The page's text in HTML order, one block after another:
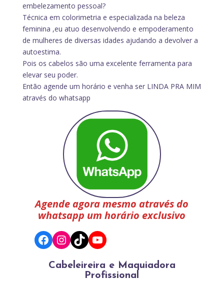
embelezamento pessoal?
Técnica em colorimetria e especializada na beleza
feminina ,eu atuo desenvolvendo e empoderamento
de mulheres de diversas idades ajudando a devolver a
autoestima.
Pois os cabelos são uma excelente ferramenta para
elevar seu poder.
Então agende um horário e venha ser LINDA PRA MIM
através do whatsapp
Agende agora mesmo através do
whatsapp um horário exclusivo
Facebook
Instagram
TikTokYouTube
Cabeleireira e Maquiadora
Profissional